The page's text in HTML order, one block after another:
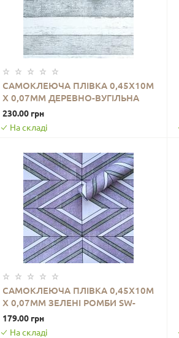
САМОКЛЕЮЧА ПЛІВКА 0,45Х10М
Х 0,07ММ ДЕРЕВНО-ВУГІЛЬНА
SW-00001265
230.00 грн
На складі
ДО КОШИКА
САМОКЛЕЮЧА ПЛІВКА 0,45Х10М
Х 0,07ММ ЗЕЛЕНІ РОМБИ SW-
00001257
179.00 грн
На складі
ДО КОШИКА